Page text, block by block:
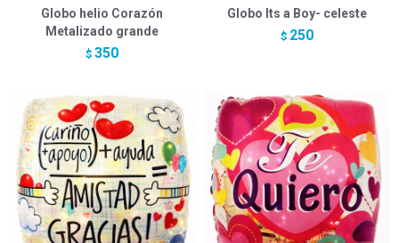
Globo helio Corazón
Metalizado grande
$ 350
Globo Its a Boy- celeste
$ 250